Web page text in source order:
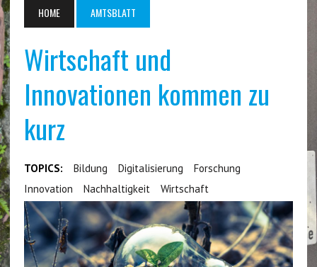
HOME AMTSBLATT
Wirtschaft und
Innovationen kommen zu
kurz
TOPICS: Bildung Digitalisierung
Forschung
Innovation
Nachhaltigkeit Wirtschaft